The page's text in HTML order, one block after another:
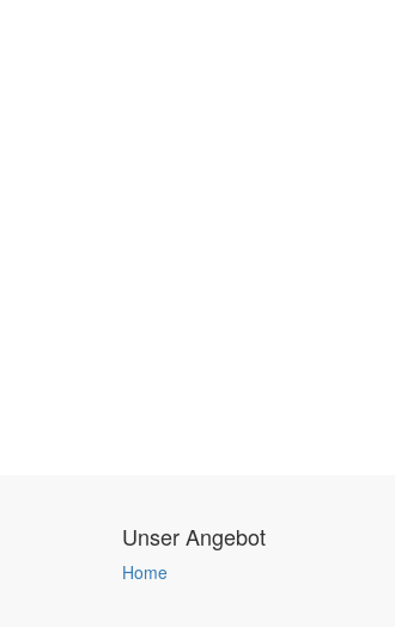
Unser Angebot
Home